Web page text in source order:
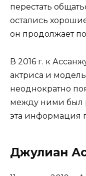
перестать
остались
он продолжает
В 2016 г. к
актриса и
неоднократно
между ними был
эта информация
Джулиан